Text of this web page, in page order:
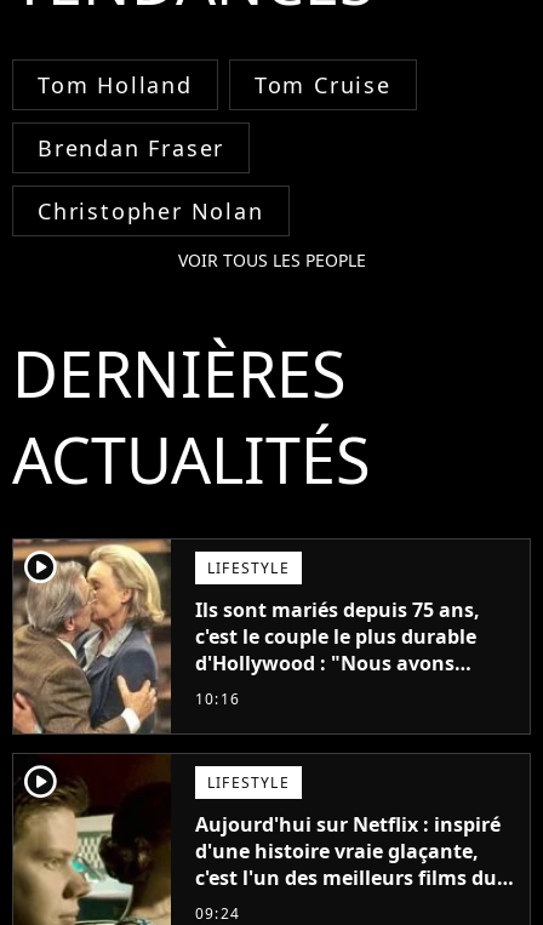
Tom Holland Tom Cruise
Brendan Fraser
Christopher Nolan
VOIR TOUS LES PEOPLE
DERNIÈRES
ACTUALITÉS
player2 LIFESTYLE
Ils sont mariés depuis 75 ans,
c'est le couple le plus durable
d'Hollywood : "Nous avons
avancé jour après jour, et les
décennies"
10:16
player2 LIFESTYLE
Aujourd'hui sur Netflix : inspiré
d'une histoire vraie glaçante,
c'est l'un des meilleurs films du
21ème siècle
09:24